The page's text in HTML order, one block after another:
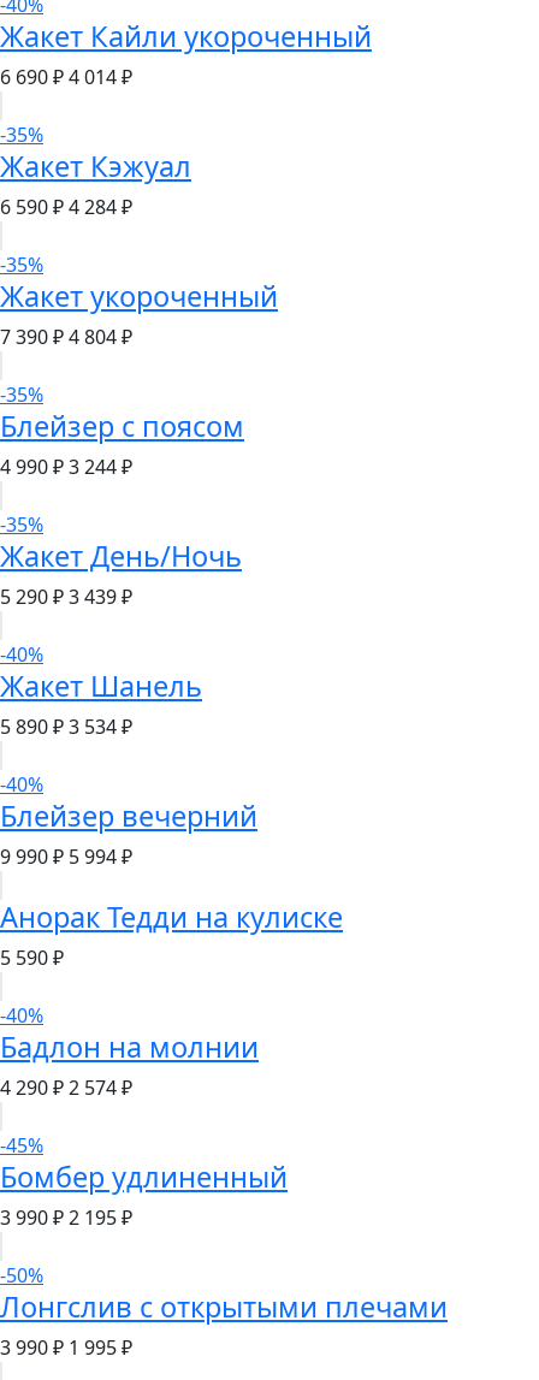
Жакет Кайли укороченный
6 690 ₽4 014 ₽
-35%
Жакет Кэжуал
6 590 ₽4 284 ₽
-35%
Жакет укороченный
7 390 ₽4 804 ₽
-35%
Блейзер с поясом
4 990 ₽3 244 ₽
-35%
Жакет День/Ночь
5 290 ₽3 439 ₽
-40%
Жакет Шанель
5 890 ₽3 534 ₽
-40%
Блейзер вечерний
9 990 ₽ 5 994 ₽
Анорак Тедди на кулиске
5 590 ₽
-40%
Бадлон на молнии
4 290 ₽2 574 ₽
-45%
Бомбер удлиненный
3 990 ₽2 195 ₽
-50%
Лонгслив с открытыми плечами
3 990 ₽ 1 995 ₽